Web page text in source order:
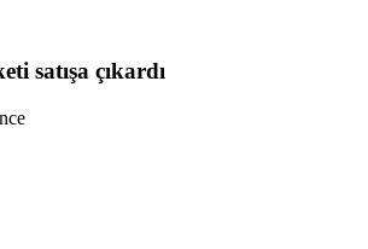
satışa çıkardı